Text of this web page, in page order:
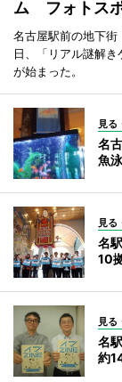
ム フォトス
名古屋駅前の地下
日、「リアル謎解き
が始まった。
見る
名
魚
見る
名
10
見る
名
約